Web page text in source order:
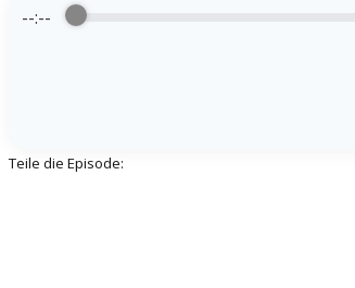
--:--
Teile die Episode: